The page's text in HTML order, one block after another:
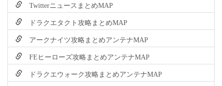
TwitterニュースまとめMAP
ドラクエタクト攻略まとめMAP
アークナイツ攻略まとめアンテナMAP
FEヒーローズ攻略まとめアンテナMAP
ドラクエウォーク攻略まとめアンテナMAP